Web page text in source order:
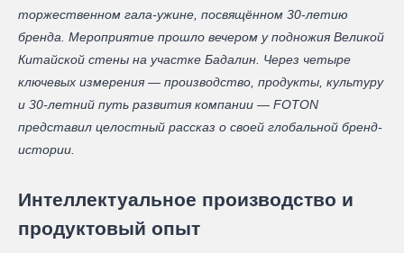
торжественном гала-ужине, посвящённом 30-летию
бренда. Мероприятие прошло вечером у подножия Великой
Китайской стены на участке Бадалин. Через четыре
ключевых измерения — производство, продукты, культуру
и 30-летний путь развития компании — FOTON
представил целостный рассказ о своей глобальной бренд-
истории.
Интеллектуальное производство и
продуктовый опыт